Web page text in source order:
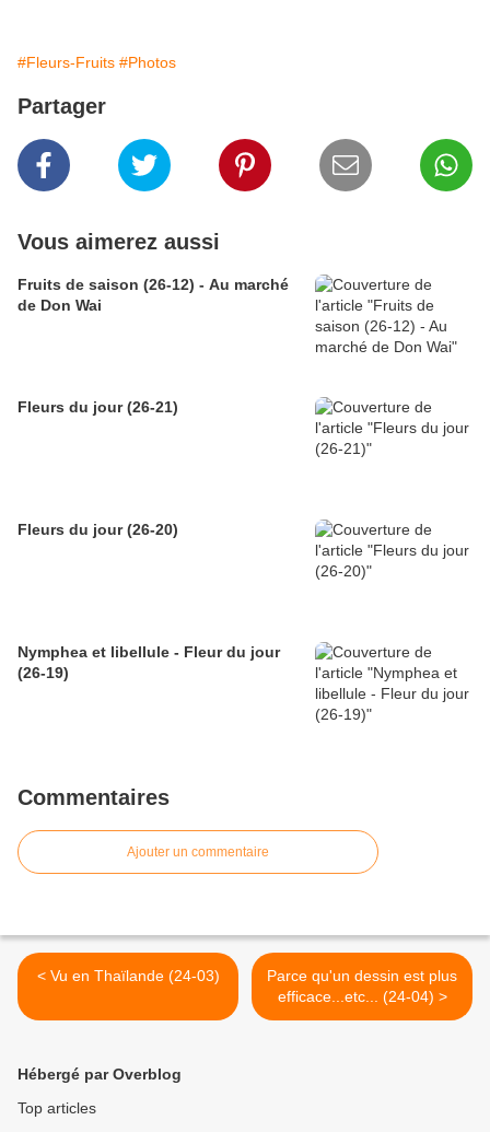
#Fleurs-Fruits #Photos
Partager
Vous aimerez aussi
Fruits de saison (26-12) - Au marché
de Don Wai
Fleurs du jour (26-21)
Fleurs du jour (26-20)
Nymphea et libellule - Fleur du jour
(26-19)
Commentaires
Ajouter un commentaire
< Vu en Thaïlande (24-03)
Parce qu'un dessin est plus
efficace...etc... (24-04) >
Hébergé par Overblog
Top articles